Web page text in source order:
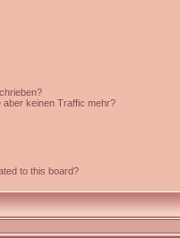
aber keinen Traffic mehr?
to this board?